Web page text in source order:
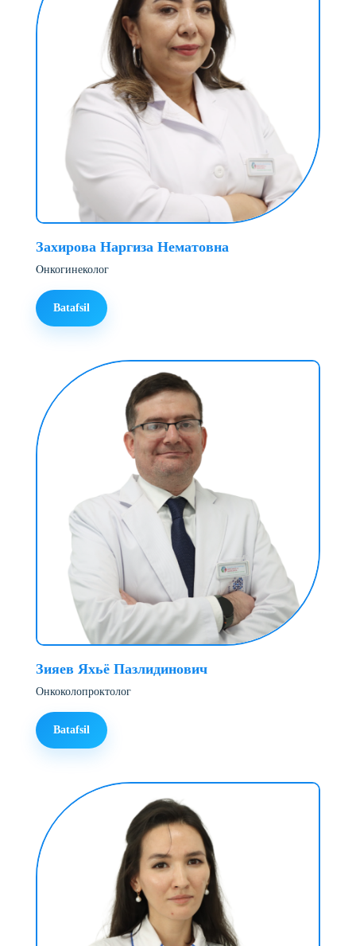
Захирова Наргиза Нематовна
Oнкогинеколог
Batafsil
Зияев Яхьё Пазлидинович
Онкоколопроктолог
Batafsil